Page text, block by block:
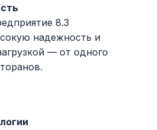
8.3
надежность и
— от одного